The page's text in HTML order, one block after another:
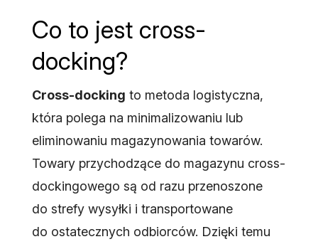
Co to jest cross-
docking?
Cross-docking to metoda logistyczna,
która polega na minimalizowaniu lub
eliminowaniu magazynowania towarów.
Towary przychodzące do magazynu cross-
dockingowego są od razu przenoszone
do strefy wysyłki i transportowane
do ostatecznych odbiorców. Dzięki temu